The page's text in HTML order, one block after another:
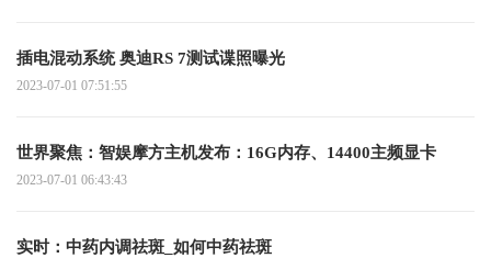
插电混动系统 奥迪RS 7测试谍照曝光
2023-07-01 07:51:55
世界聚焦：智娱摩方主机发布：16G内存、14400主频显卡
2023-07-01 06:43:43
实时：中药内调祛斑_如何中药祛斑